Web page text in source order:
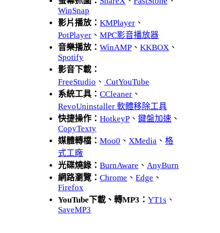
WinSnap
影片播放：KMPlayer 、
PotPlayer 、MPC影音播放器
音樂播放：WinAMP 、KKBOX 、
Spotify
影音下載：
FreeStudio 、 CutYouTube
系統工具：CCleaner 、
RevoUninstaller 軟體移除工具
快捷操作：HotkeyP 、鍵盤加速 、
CopyTexty
媒體轉檔：Moo0 、 XMedia 、格
式工廠
光碟燒錄：BurnAware 、 AnyBurn
網路瀏覽：Chrome 、Edge 、
Firefox
YouTube下載、轉MP3：YT1s 、
SaveMP3